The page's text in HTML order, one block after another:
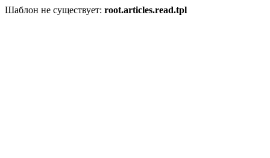
Шаблон не существует: root.articles.read.tpl